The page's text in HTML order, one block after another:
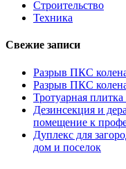
Строительство
Техника
Свежие записи
Разрыв ПКС
Разрыв ПКС
Тротуарная
Дезинсекция и
помещение к
Дуплекс для
дом и поселок